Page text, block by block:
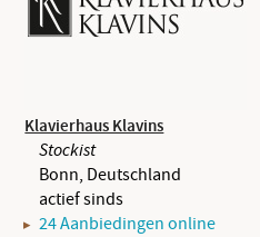
Klavierhaus Klavins
Stockist
Bonn, Deutschland
actief sinds
24 Aanbiedingen online